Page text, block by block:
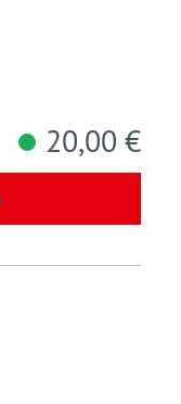
20,00 €